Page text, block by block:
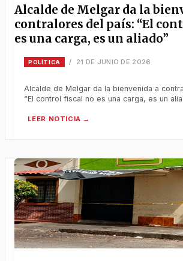
Alcalde de Melgar da la
contralores del país: “El
es una carga, es un aliado”
POLÍTICA / 21 DE JUNIO DE 2026
Alcalde de Melgar da la bienvenida a
“El control fiscal no es una carga, es un